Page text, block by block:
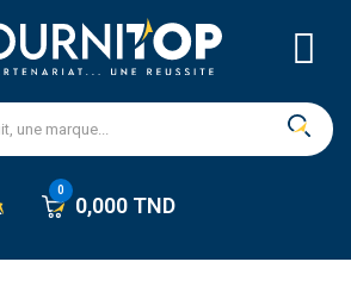
0,000 TND